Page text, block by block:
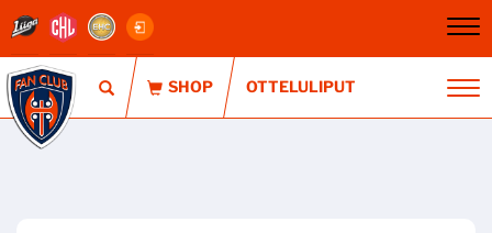
OTTELULIPUT